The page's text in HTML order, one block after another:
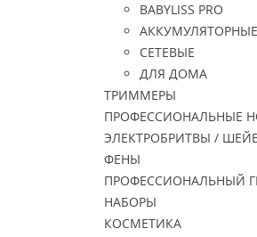
BABYLISS PRO
АККУМУЛЯТОРНЫЕ
СЕТЕВЫЕ
ДЛЯ ДОМА
ТРИММЕРЫ
ПРОФЕССИОНАЛЬНЫЕ
ЭЛЕКТРОБРИТВЫ /
ФЕНЫ
ПРОФЕССИОНАЛЬНЫЙ
НАБОРЫ
КОСМЕТИКА